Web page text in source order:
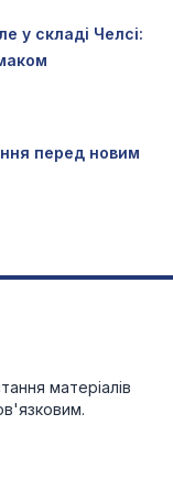
у складі Челсі:
перед новим
матеріалів